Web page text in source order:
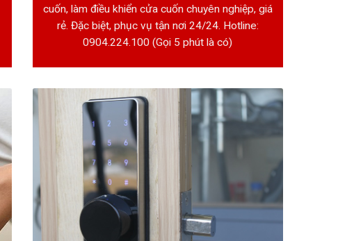
cuốn, làm điều khiển cửa cuốn chuyên nghiệp, giá
rẻ. Đặc biệt, phục vụ tận nơi 24/24. Hotline:
0904.224.100 (Gọi 5 phút là có)